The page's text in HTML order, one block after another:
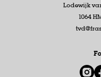
Lodewijk
1064